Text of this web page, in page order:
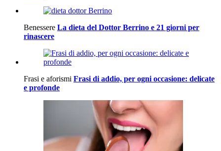
Benessere La dieta del Dottor Berrino e 21 giorni per
rinascere
Frasi e aforismi Frasi di addio, per ogni occasione: delicate
e profonde